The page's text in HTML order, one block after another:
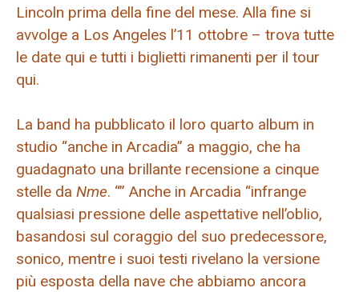
Lincoln prima della fine del mese. Alla fine si
avvolge a Los Angeles l’11 ottobre – trova tutte
le date qui e tutti i biglietti rimanenti per il tour
qui.
La band ha pubblicato il loro quarto album in
studio “anche in Arcadia” a maggio, che ha
guadagnato una brillante recensione a cinque
stelle da Nme. “” Anche in Arcadia “infrange
qualsiasi pressione delle aspettative nell’oblio,
basandosi sul coraggio del suo predecessore,
sonico, mentre i suoi testi rivelano la versione
più esposta della nave che abbiamo ancora